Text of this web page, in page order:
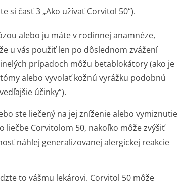
si časť 3 „Ako užívať Corvitol 50“).
alebo ju máte v rodinnej anamnéze,
u vás použiť len po dôslednom zvážení
prípadoch môžu betablokátory (ako je
alebo vyvolať kožnú vyrážku podobnú
účinky“).
ste liečený na jej zníženie alebo vymiznutie
liečbe Corvitolom 50, nakoľko môže zvýšiť
náhlej generalizovanej alergickej reakcie
to vášmu lekárovi. Corvitol 50 môže